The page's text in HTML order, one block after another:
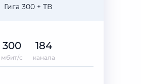
Гига 300 + ТВ
300
мбит/с
184
канала